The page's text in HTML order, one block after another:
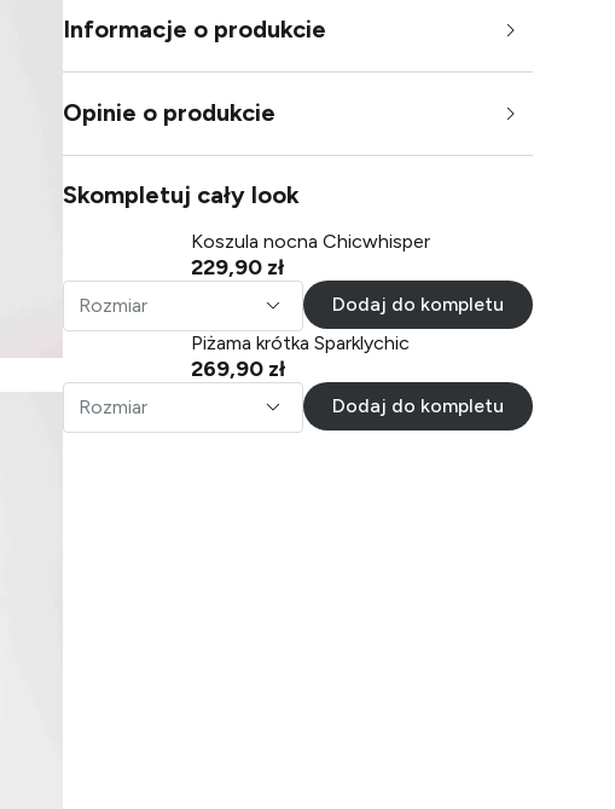
Informacje o produkcie
Opinie o produkcie
Skompletuj cały look
Koszula nocna Chicwhisper
229,90 zł
Rozmiar
Dodaj do kompletu
Piżama krótka Sparklychic
269,90 zł
Rozmiar Dodaj do kompletu